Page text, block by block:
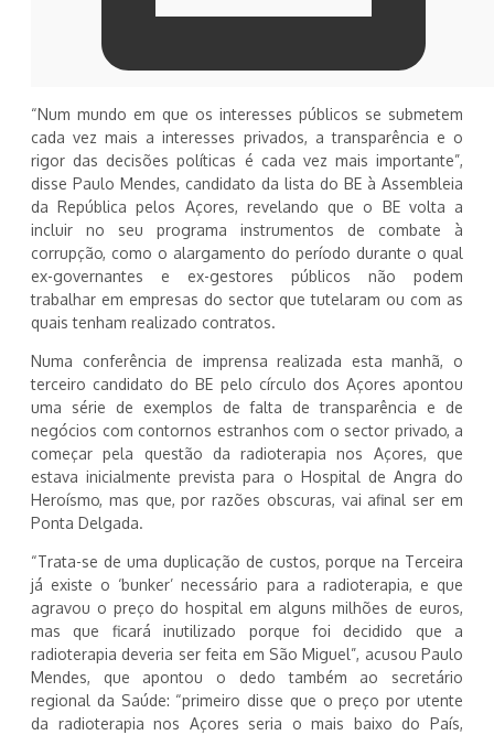
“Num mundo em que os interesses públicos se submetem
cada vez mais a interesses privados, a transparência e o
rigor das decisões políticas é cada vez mais importante”,
disse Paulo Mendes, candidato da lista do BE à Assembleia
da República pelos Açores, revelando que o BE volta a
incluir no seu programa instrumentos de combate à
corrupção, como o alargamento do período durante o qual
ex-governantes e ex-gestores públicos não podem
trabalhar em empresas do sector que tutelaram ou com as
quais tenham realizado contratos.
Numa conferência de imprensa realizada esta manhã, o
terceiro candidato do BE pelo círculo dos Açores apontou
uma série de exemplos de falta de transparência e de
negócios com contornos estranhos com o sector privado, a
começar pela questão da radioterapia nos Açores, que
estava inicialmente prevista para o Hospital de Angra do
Heroísmo, mas que, por razões obscuras, vai afinal ser em
Ponta Delgada.
“Trata-se de uma duplicação de custos, porque na Terceira
já existe o ‘bunker’ necessário para a radioterapia, e que
agravou o preço do hospital em alguns milhões de euros,
mas que ficará inutilizado porque foi decidido que a
radioterapia deveria ser feita em São Miguel”, acusou Paulo
Mendes, que apontou o dedo também ao secretário
regional da Saúde: “primeiro disse que o preço por utente
da radioterapia nos Açores seria o mais baixo do País,